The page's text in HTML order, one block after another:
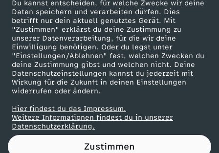
Du kannst entscheiden, für welche Zwecke wir deine
Daten speichern und verarbeiten dürfen. Dies
betrifft nur dein aktuell genutztes Gerät. Mit
"Zustimmen" erklärst du deine Zustimmung zu
unserer Datenverarbeitung, für die wir deine
Einwilligung benötigen. Oder du legst unter
"Einstellungen/Ablehnen" fest, welchen Zwecken du
deine Zustimmung gibst und welchen nicht. Deine
Datenschutzeinstellungen kannst du jederzeit mit
Wirkung für die Zukunft in deinen Einstellungen
widerrufen oder ändern.
Hier findest du das Impressum.
Weitere Informationen findest du in unserer
Datenschutzerklärung.
Zustimmen
a
t
t
e
:
B
ZDF goes Schule
Werbefernsehen
Mainzelmännchen
Partner